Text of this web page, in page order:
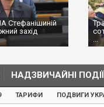
Стефанішиній
захід
...
НАДЗВИЧАЙНІ ПОДІЇ
ТАРИФИ ПОДВИГИ